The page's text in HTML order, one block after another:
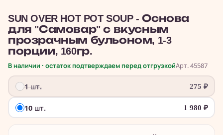
SUN OVER HOT POT SOUP - Основа
для "Самовар" с вкусным
прозрачным бульоном, 1-3
порции, 160гр.
В наличии · остаток подтверждаем перед отгрузкойАрт. 45587
1 шт. 275 ₽
10 шт. 1 980 ₽